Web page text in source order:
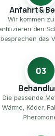
Anfahrt &
Wir kommen
den
besprechen das
03
Die passende
Wärme, Köder,